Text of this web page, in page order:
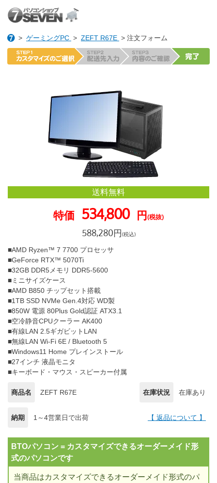
> ゲーミングPC > ZEFT R67E > 注文フォーム
送料無料
特価 534,800 円(税抜)
588,280円(税込)
■AMD Ryzen™ 7 7700 プロセッサ
■GeForce RTX™ 5070Ti
■32GB DDR5メモリ DDR5-5600
■ミニサイズケース
■AMD B850 チップセット搭載
■1TB SSD NVMe Gen.4対応 WD製
■850W 電源 80Plus Gold認証 ATX3.1
■空冷静音CPUクーラー AK400
■有線LAN 2.5ギガビットLAN
■無線LAN Wi-Fi 6E / Bluetooth 5
■Windows11 Home プレインストール
■27インチ 液晶モニタ
■キーボード・マウス・スピーカー付属
商品名 ZEFT R67E 在庫状況 在庫あり
納期 1～4営業日で出荷 【 返品について 】
BTOパソコン = カスタマイズできるオーダーメイド形
式のパソコンです
当商品はカスタマイズできるオーダーメイド形式のパ